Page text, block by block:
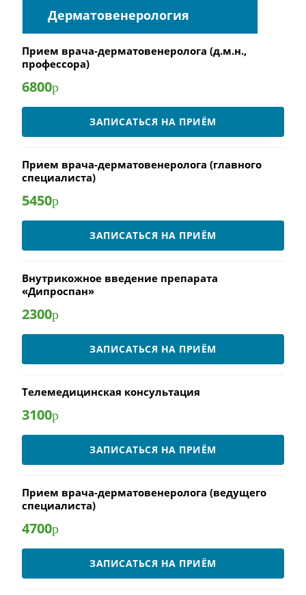
Дерматовенерология
Прием врача-дерматовенеролога (д.м.н.,
профессора)
6800р
ЗАПИСАТЬСЯ НА ПРИЁМ
Прием врача-дерматовенеролога (главного
специалиста)
5450р
ЗАПИСАТЬСЯ НА ПРИЁМ
Внутрикожное введение препарата
«Дипроспан»
2300р
ЗАПИСАТЬСЯ НА ПРИЁМ
Телемедицинская консультация
3100р
ЗАПИСАТЬСЯ НА ПРИЁМ
Прием врача-дерматовенеролога (ведущего
специалиста)
4700р
ЗАПИСАТЬСЯ НА ПРИЁМ